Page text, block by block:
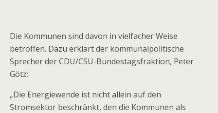
Die Kommunen sind davon in vielfacher Weise
betroffen. Dazu erklärt der kommunalpolitische
Sprecher der CDU/CSU-Bundestagsfraktion, Peter
Götz:
„Die Energiewende ist nicht allein auf den
Stromsektor beschränkt, den die Kommunen als